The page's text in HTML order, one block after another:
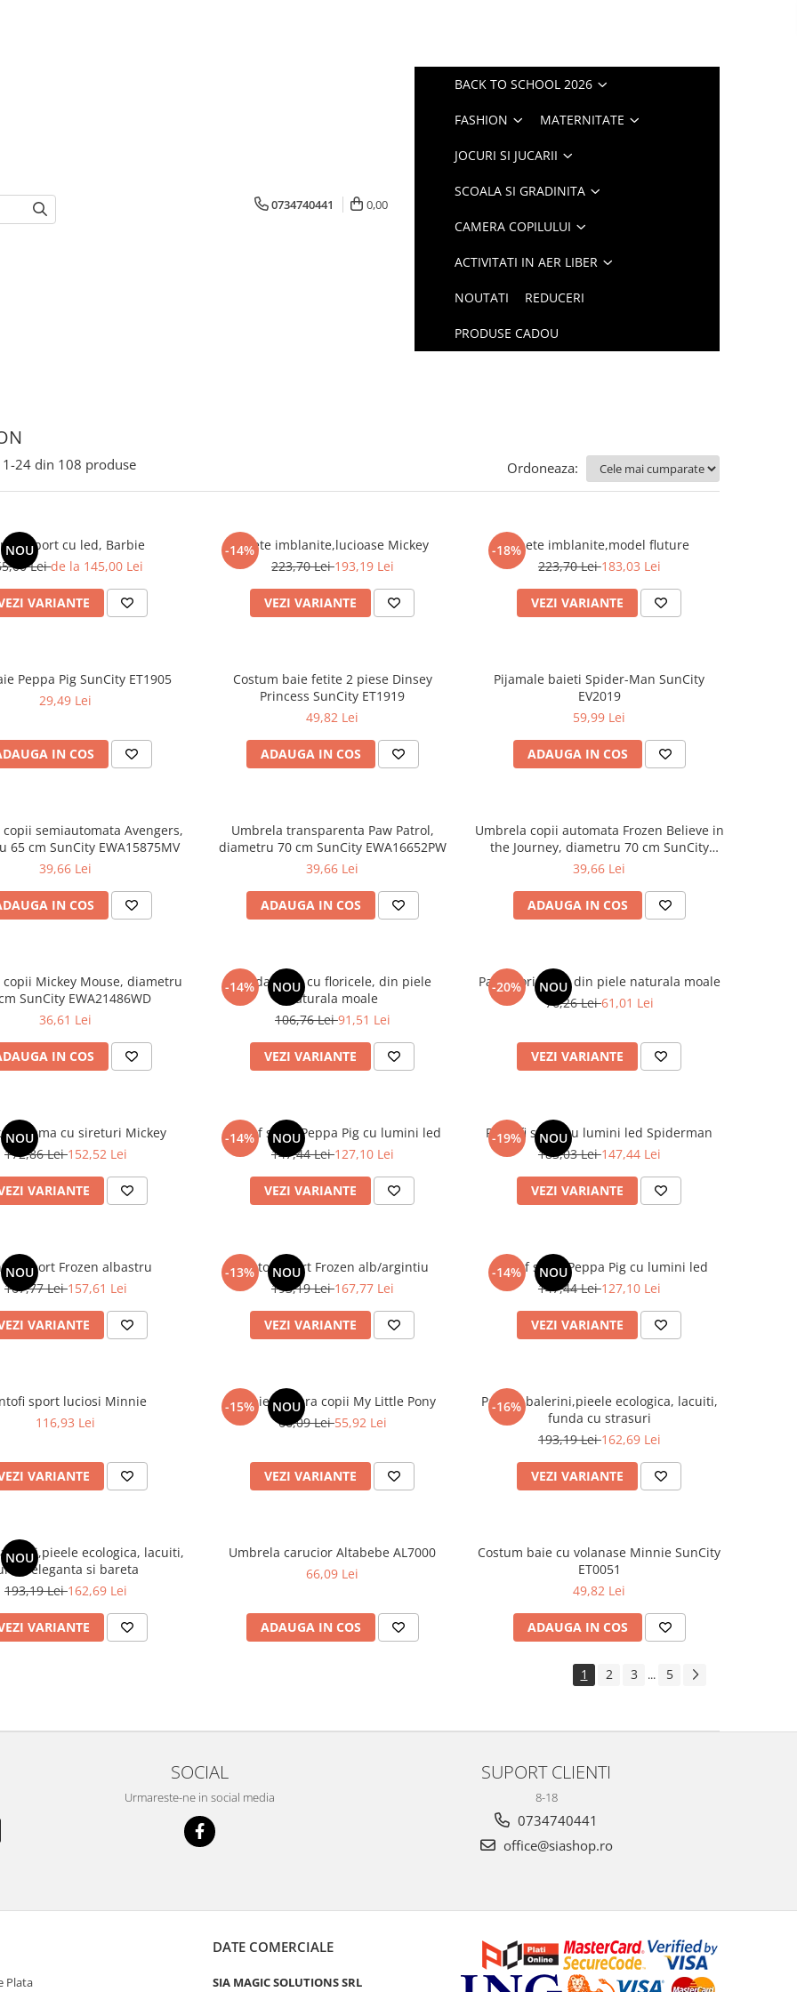
0734740441 0,00
BACK TO SCHOOL 2026
FASHION MATERNITATE
JOCURI SI JUCARII
SCOALA SI GRADINITA
CAMERA COPILULUI
ACTIVITATI IN AER LIBER
NOUTATI REDUCERI
PRODUSE CADOU
1-24 din 108 produse Ordoneaza:
NOUsport cu led, Barbie
Leide la 145,00 Lei
VARIANTE
-14%Ghete imblanite,lucioase Mickey
223,70 Lei193,19 Lei
VEZI VARIANTE
-18%Ghete imblanite,model fluture
223,70 Lei183,03 Lei
VEZI VARIANTE
Peppa Pig SunCity ET1905
29,49 Lei
IN COS
Costum baie fetite 2 piese Dinsey
Princess SunCity ET1919
49,82 Lei
ADAUGA IN COS
Pijamale baieti Spider-Man SunCity
EV2019
59,99 Lei
ADAUGA IN COS
semiautomata Avengers,
65 cm SunCity EWA15875MV
39,66 Lei
IN COS
Umbrela transparenta Paw Patrol,
diametru 70 cm SunCity EWA16652PW
39,66 Lei
ADAUGA IN COS
Umbrela copii automata Frozen Believe in
the Journey, diametru 70 cm SunCity
EWA20715WD
39,66 Lei
ADAUGA IN COS
copii Mickey Mouse, diametru
SunCity EWA21486WD
36,61 Lei
IN COS
-14% NOU
Sandale roz cu floricele, din piele
naturala moale
106,76 Lei91,51 Lei
VEZI VARIANTE
-20% NOU
Pantofiori fetite din piele naturala moale
76,26 Lei61,01 Lei
VEZI VARIANTE
NOU
Sneakers dama cu sireturi Mickey
172,86 Lei152,52 Lei
VARIANTE
-14% NOU
Pantof sport Peppa Pig cu lumini led
147,44 Lei127,10 Lei
VEZI VARIANTE
-19% NOU
Pantofi sport cu lumini led Spiderman
183,03 Lei147,44 Lei
VEZI VARIANTE
NOUsport Frozen albastru
167,77 Lei157,61 Lei
VARIANTE
-13% NOU
Pantofi sport Frozen alb/argintiu
193,19 Lei167,77 Lei
VEZI VARIANTE
-14% NOU
Pantof sport Peppa Pig cu lumini led
147,44 Lei127,10 Lei
VEZI VARIANTE
Pantofi sport luciosi Minnie
116,93 Lei
VARIANTE
-15% NOU
Rochie de vara copii My Little Pony
66,09 Lei55,92 Lei
VEZI VARIANTE
-16%
Pantofi balerini,pieele ecologica, lacuiti,
funda cu strasuri
193,19 Lei162,69 Lei
VEZI VARIANTE
NOU
ecologica, lacuiti,
eleganta si bareta
193,19 Lei162,69 Lei
VARIANTE
Umbrela carucior Altabebe AL7000
66,09 Lei
ADAUGA IN COS
Costum baie cu volanase Minnie SunCity
ET0051
49,82 Lei
ADAUGA IN COS
1 2 3 ... 5
SOCIAL
Urmareste-ne in social media
SUPORT CLIENTI
8-18
0734740441
office@siashop.ro
Plata
DATE COMERCIALE
SIA MAGIC SOLUTIONS SRL